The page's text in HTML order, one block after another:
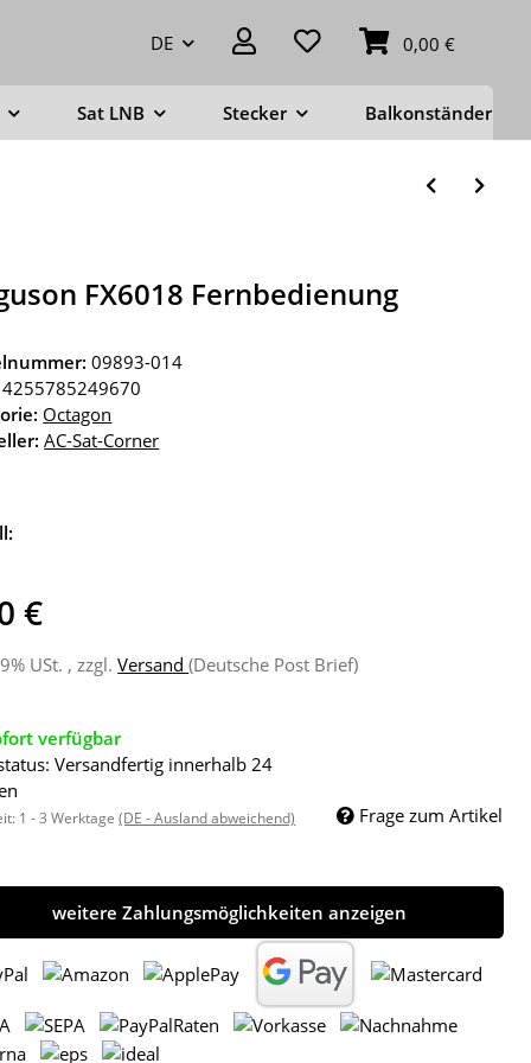
DE 0,00 €
Sat LNB Stecker Balkonständer
FX6018 Fernbedienung
09893-014
4255785249670
Octagon
AC-Sat-Corner
€
USt. , zzgl.Versand(Deutsche Post Brief)
verfügbar
Versandfertig innerhalb 24
1 - 3 Werktage(DE - Ausland abweichend) Frage zum Artikel
weitere Zahlungsmöglichkeiten anzeigen